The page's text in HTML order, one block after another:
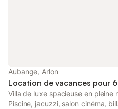
Aubange, Arlon
Location de vacances pour
Villa de luxe spacieuse en
Piscine, jacuzzi, salon cinéma,